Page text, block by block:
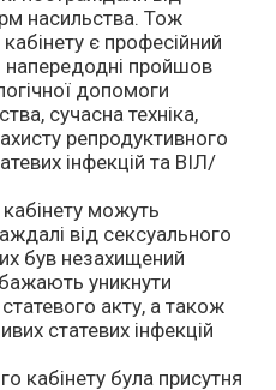
насильства. Тож
є професійний
напередодні пройшов
допомоги
сучасна техніка,
репродуктивного
інфекцій та ВІЛ/
кабінету можуть
від сексуального
був незахищений
бажають уникнути
акту, а також
статевих інфекцій
кабінету була присутня